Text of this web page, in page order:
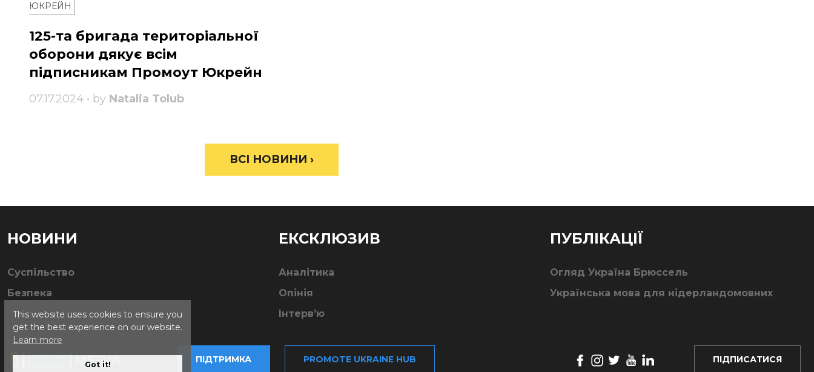
This website uses cookies to ensure you
get the best experience on our website.
Learn more
Got it!
ЮКРЕЙН
125-та бригада територіальної
оборони дякує всім
підписникам Промоут Юкрейн
07.17.2024 • by Natalia Tolub
ВСІ НОВИНИ ›
НОВИНИ
Суспільство
Безпека
ЕКСКЛЮЗИВ
Аналітика
Опінія
Інтерв’ю
ПУБЛІКАЦІЇ
Огляд Україна Брюссель
Українська мова для нідерландомовних
ПІДТРИМКА PROMOTE UKRAINE HUB ПІДПИСАТИСЯ